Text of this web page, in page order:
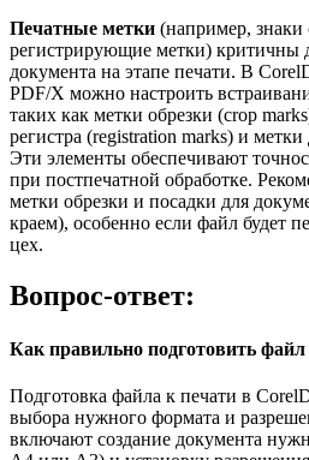
Печатные метки (например, знаки
регистрирующие метки) критичны
документа на этапе печати. В
PDF/X можно настроить
таких как метки обрезки (crop
регистра (registration marks) и
Эти элементы обеспечивают
при постпечатной обработке.
метки обрезки и посадки для
краем), особенно если файл будет
цех.
Вопрос-ответ:
Как правильно подготовить
Подготовка файла к печати в
выбора нужного формата и
включают создание документа